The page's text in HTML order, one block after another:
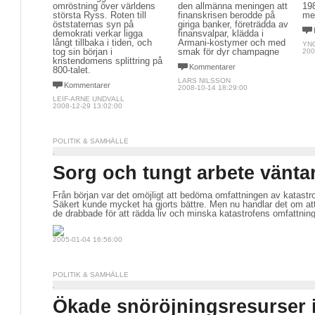
omröstning över världens
största Ryss. Roten till
öststaternas syn på
demokrati verkar ligga
långt tillbaka i tiden, och
tog sin början i
kristendomens splittring på
800-talet.
Kommentarer
LEIF-ARNE UNDVALL
2008-12-29 13:02:00
den allmänna meningen att
finanskrisen berodde på
giriga banker, företrädda av
finansvalpar, klädda i
Armani-kostymer och med
smak för dyr champagne
Kommentarer
LARS NILSSON
2008-10-14 18:29:00
POLITIK & SAMHÄLLE
Sorg och tungt arbete
Från början var det omöjligt att bedöma omfattningen av
Säkert kunde mycket ha gjorts bättre. Men nu handlar det om
de drabbade för att rädda liv och minska katastrofens
2005-01-04 16:56:00
POLITIK & SAMHÄLLE
Ökade snöröjningsresurser